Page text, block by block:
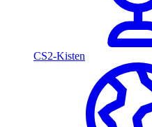
CS2-Kisten